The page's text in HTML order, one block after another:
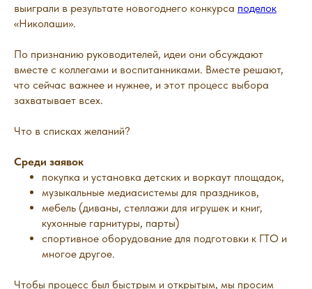
выиграли в результате новогоднего конкурса поделок
«Николаши».
По признанию руководителей, идеи они обсуждают
вместе с коллегами и воспитанниками. Вместе решают,
что сейчас важнее и нужнее, и этот процесс выбора
захватывает всех.
Что в списках желаний?
Среди заявок
покупка и установка детских и воркаут площадок,
музыкальные медиасистемы для праздников,
мебель (диваны, стеллажи для игрушек и книг,
кухонные гарнитуры, парты)
спортивное оборудование для подготовки к ГТО и
многое другое.
Чтобы процесс был быстрым и открытым, мы просим